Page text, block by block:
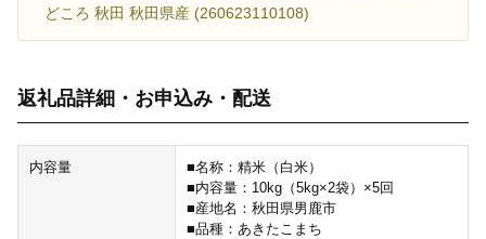
どころ 秋田 秋田県産 (260623110108)
返礼品詳細・お申込み・配送
内容量
■名称：精米（白米）
■内容量：10kg（5kg×2袋）×5回
■産地名：秋田県男鹿市
■品種：あきたこまち